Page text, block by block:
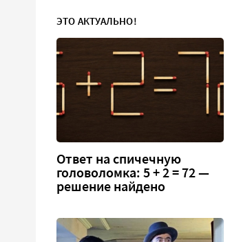
ЭТО АКТУАЛЬНО!
Ответ на спичечную
головоломка: 5 + 2 = 72 —
решение найдено